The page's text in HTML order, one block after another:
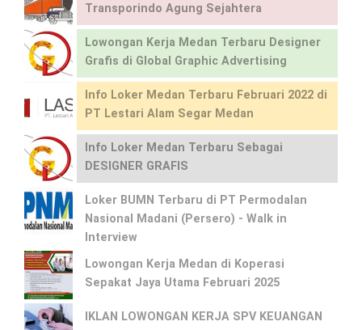
Transporindo Agung Sejahtera
Lowongan Kerja Medan Terbaru Designer
Grafis di Global Graphic Advertising
Info Loker Medan Terbaru Februari 2022 di
PT Lestari Alam Segar Medan
Info Loker Medan Terbaru Sebagai
DESIGNER GRAFIS
Loker BUMN Terbaru di PT Permodalan
Nasional Madani (Persero) - Walk in
Interview
Lowongan Kerja Medan di Koperasi
Sepakat Jaya Utama Februari 2025
IKLAN LOWONGAN KERJA SPV KEUANGAN